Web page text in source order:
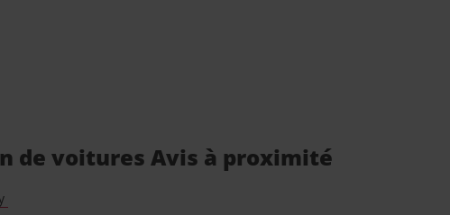
de voitures Avis à proximité